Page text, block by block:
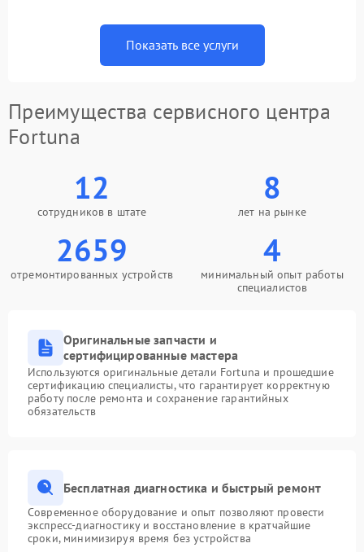
Показать все услуги
Преимущества сервисного центра
Fortuna
12
сотрудников в штате
8
лет на рынке
2659
отремонтированных устройств
4
минимальный опыт работы
специалистов
Оригинальные запчасти и
сертифицированные мастера
Используются оригинальные детали Fortuna и прошедшие
сертификацию специалисты, что гарантирует корректную
работу после ремонта и сохранение гарантийных
обязательств
Бесплатная диагностика и быстрый ремонт
Современное оборудование и опыт позволяют провести
экспресс-диагностику и восстановление в кратчайшие
сроки, минимизируя время без устройства